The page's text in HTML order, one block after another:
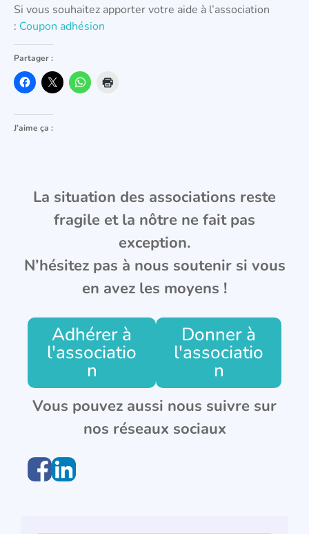
Si vous souhaitez apporter votre aide à l’association
: Coupon adhésion
Partager :
J’aime ça :
La situation des associations reste
fragile et la nôtre ne fait pas
exception.
N’hésitez pas à nous soutenir si vous
en avez les moyens !
Adhérer à
l'associatio
n
Donner à
l'associatio
n
Vous pouvez aussi nous suivre sur
nos réseaux sociaux